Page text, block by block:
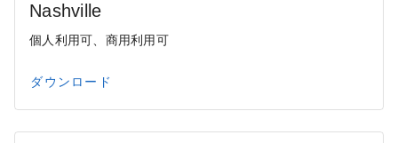
Nashville
個人利用可、商用利用可
ダウンロード